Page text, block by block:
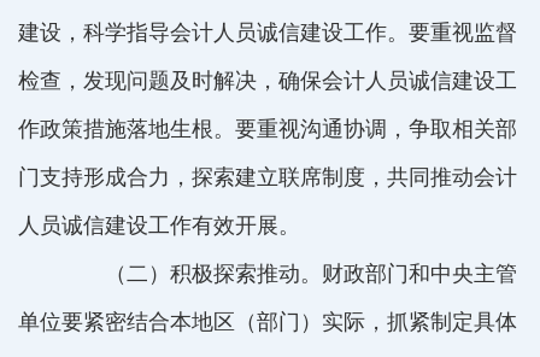
建设，科学指导会计人员诚信建设工作。要重视监督
检查，发现问题及时解决，确保会计人员诚信建设工
作政策措施落地生根。要重视沟通协调，争取相关部
门支持形成合力，探索建立联席制度，共同推动会计
人员诚信建设工作有效开展。
（二）积极探索推动。财政部门和中央主管
单位要紧密结合本地区（部门）实际，抓紧制定具体